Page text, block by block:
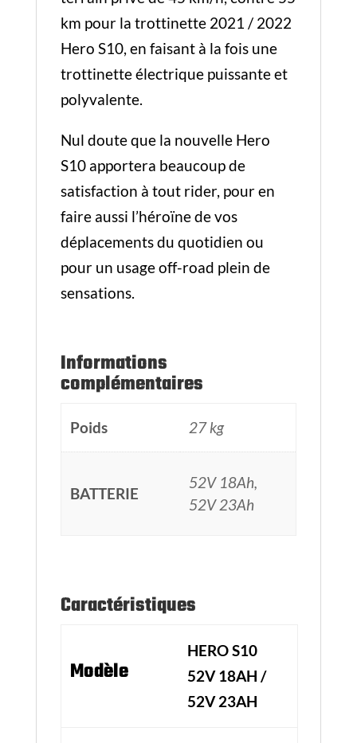
km pour la trottinette 2021 / 2022
Hero S10, en faisant à la fois une
trottinette électrique puissante et
polyvalente.
Nul doute que la nouvelle Hero
S10 apportera beaucoup de
satisfaction à tout rider, pour en
faire aussi l’héroïne de vos
déplacements du quotidien ou
pour un usage off-road plein de
sensations.
Informations
complémentaires
Poids 27 kg
BATTERIE
52V 18Ah,
52V 23Ah
Caractéristiques
Modèle
HERO S10
52V 18AH /
52V 23AH